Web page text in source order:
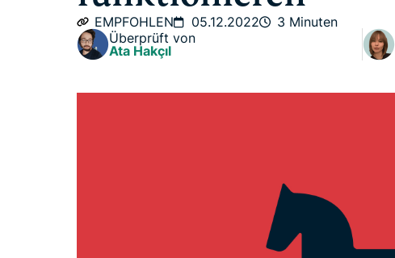
EMPFOHLEN 05.12.2022
3 Minuten
Überprüft von
Ata Hakçıl